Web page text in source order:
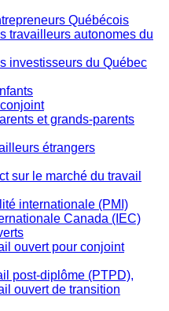
Québécois
travailleurs autonomes du
investisseurs du Québec
et grands-parents
étrangers
sur le marché du travail
internationale (PMI)
Canada (IEC)
ouvert pour conjoint
post-diplôme (PTPD),
ouvert de transition